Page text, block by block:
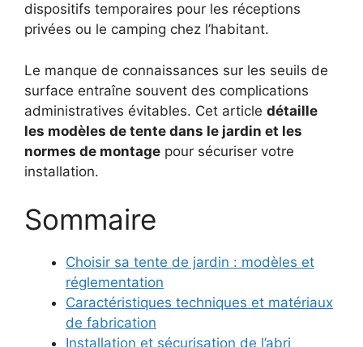
dispositifs temporaires pour les réceptions
privées ou le camping chez l’habitant.
Le manque de connaissances sur les seuils de
surface entraîne souvent des complications
administratives évitables. Cet article détaille
les modèles de tente dans le jardin et les
normes de montage pour sécuriser votre
installation.
Sommaire
Choisir sa tente de jardin : modèles et
réglementation
Caractéristiques techniques et matériaux
de fabrication
Installation et sécurisation de l’abri